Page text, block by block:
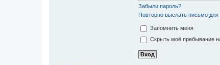
Забыли пароль?
Повторно выслать письмо для
Запомнить меня
Скрыть моё пребывание